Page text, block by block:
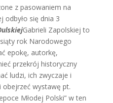
z pasowaniem na
odbyło się dnia 3
Gabrieli Zapolskiej to
rok Narodowego
epokę, autorkę,
przekrój historyczny
ludzi, ich zwyczaje i
obejrzeć wystawę pt.
Młodej Polski” w ten